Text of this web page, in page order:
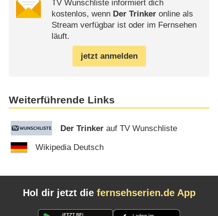
TV Wunschliste informiert dich
kostenlos, wenn Der Trinkeronline als
Stream verfügbar ist oder im Fernsehen
läuft.
jetzt anmelden
Weiterführende Links
Der Trinker auf TV Wunschliste
Wikipedia Deutsch
Hol dir jetzt die fernsehserien.de App